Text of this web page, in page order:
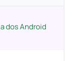
dos Android